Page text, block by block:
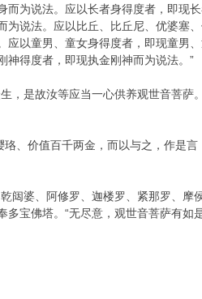
为说法。应以长者身得度者，即现
说法。应以比丘、比丘尼、优婆塞
以童男、童女身得度者，即现童男
神得度者，即现执金刚神而为说法。”
是故汝等应当一心供养观世音菩萨
价值百千两金，而以与之，作是言
婆、阿修罗、迦楼罗、紧那罗、摩
宝佛塔。“无尽意，观世音菩萨有如